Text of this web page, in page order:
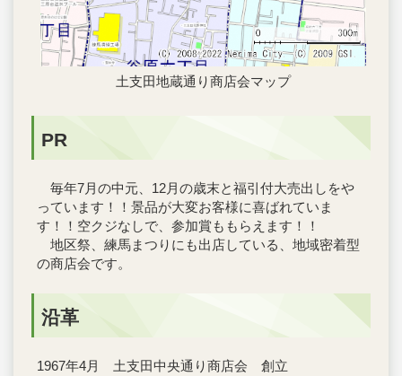
土支田地蔵通り商店会マップ
PR
毎年7月の中元、12月の歳末と福引付大売出しをや
っています！！景品が大変お客様に喜ばれていま
す！！空クジなしで、参加賞ももらえます！！
地区祭、練馬まつりにも出店している、地域密着型
の商店会です。
沿革
1967年4月 土支田中央通り商店会 創立